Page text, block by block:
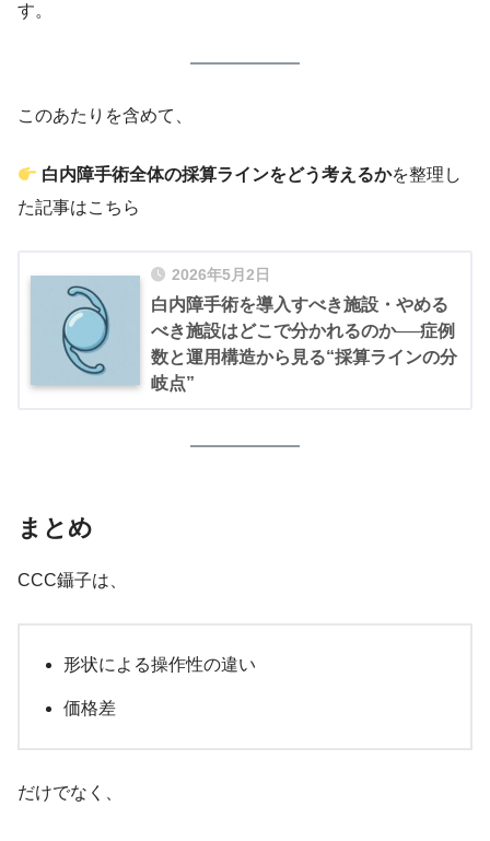
す。
このあたりを含めて、
白内障手術全体の採算ラインをどう考えるかを整理し
た記事はこちら
2026年5月2日
白内障手術を導入すべき施設・やめる
べき施設はどこで分かれるのか──症例
数と運用構造から見る“採算ラインの分
岐点”
まとめ
CCC鑷子は、
形状による操作性の違い
価格差
だけでなく、